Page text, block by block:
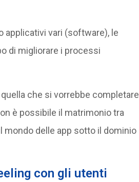
applicativi vari (software), le
di migliorare i processi
che si vorrebbe completare
è possibile il matrimonio tra
mondo delle app sotto il dominio
con gli utenti